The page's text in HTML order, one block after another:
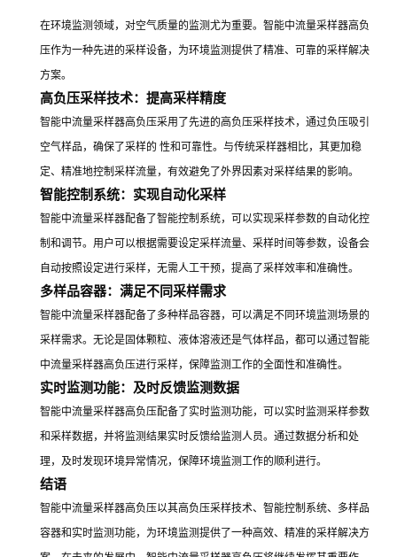
在环境监测领域，对空气质量的监测尤为重要。智能中流量采样器高负
压作为一种先进的采样设备，为环境监测提供了精准、可靠的采样解决
方案。
高负压采样技术：提高采样精度
智能中流量采样器高负压采用了先进的高负压采样技术，通过负压吸引
空气样品，确保了采样的 性和可靠性。与传统采样器相比，其更加稳
定、精准地控制采样流量，有效避免了外界因素对采样结果的影响。
智能控制系统：实现自动化采样
智能中流量采样器配备了智能控制系统，可以实现采样参数的自动化控
制和调节。用户可以根据需要设定采样流量、采样时间等参数，设备会
自动按照设定进行采样，无需人工干预，提高了采样效率和准确性。
多样品容器：满足不同采样需求
智能中流量采样器配备了多种样品容器，可以满足不同环境监测场景的
采样需求。无论是固体颗粒、液体溶液还是气体样品，都可以通过智能
中流量采样器高负压进行采样，保障监测工作的全面性和准确性。
实时监测功能：及时反馈监测数据
智能中流量采样器高负压配备了实时监测功能，可以实时监测采样参数
和采样数据，并将监测结果实时反馈给监测人员。通过数据分析和处
理，及时发现环境异常情况，保障环境监测工作的顺利进行。
结语
智能中流量采样器高负压以其高负压采样技术、智能控制系统、多样品
容器和实时监测功能，为环境监测提供了一种高效、精准的采样解决方